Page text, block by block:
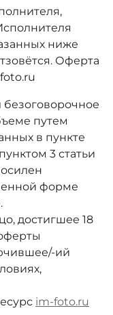
ниже
Оферта
путем
в пункте
3 статьи
форме
достигшее 18
ий
im-foto.ru